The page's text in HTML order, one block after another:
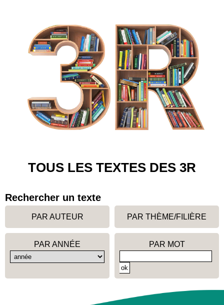
TOUS LES TEXTES DES 3R
Rechercher un texte
PAR AUTEUR PAR THÈME/FILIÈRE
PAR ANNÉE PAR MOT